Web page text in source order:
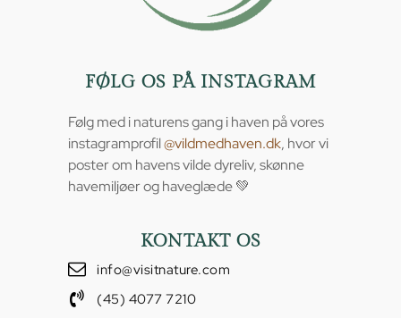
FØLG OS PÅ INSTAGRAM
Følg med i naturens gang i haven på vores
instagramprofil@vildmedhaven.dk, hvor vi
poster om havens vilde dyreliv, skønne
havemiljøer og haveglæde 💚
KONTAKT OS
info@visitnature.com
(45) 4077 7210